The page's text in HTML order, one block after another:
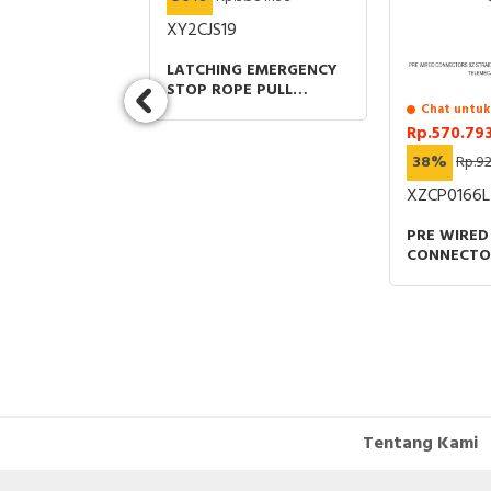
XY2CJS19
LATCHING EMERGENCY
STOP ROPE PULL
SWITCH SWITCHES XY2C Chat
38%
PRE WIRED
Tentang Kami